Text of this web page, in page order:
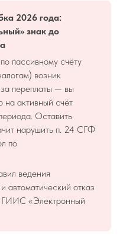
2026 года:
знак до
пассивному счёту
возник
переплаты — вы
на активный счёт
Оставить
нарушить п. 24 СГФ
по
ведения
автоматический отказ
ГИИС «Электронный